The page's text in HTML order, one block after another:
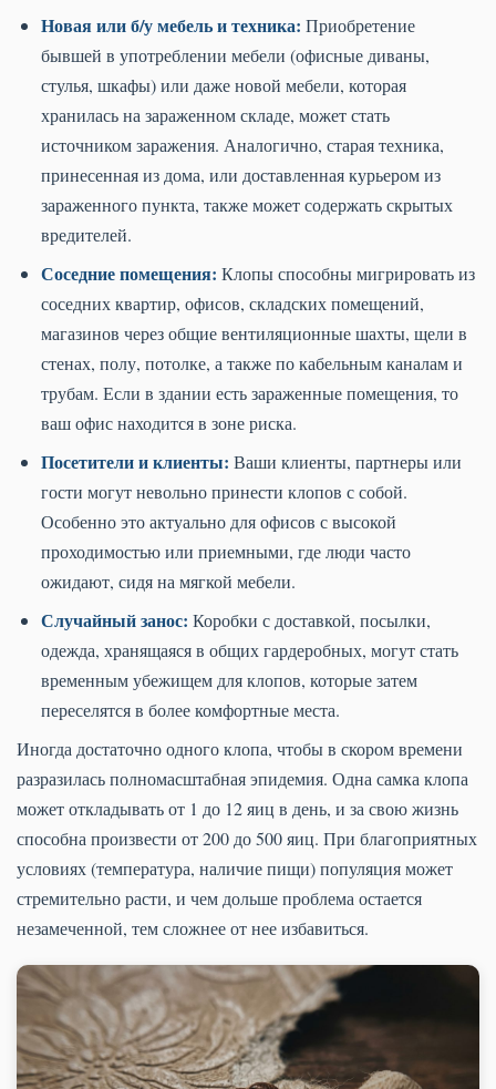
Новая или б/у мебель и техника: Приобретение
бывшей в употреблении мебели (офисные диваны,
стулья, шкафы) или даже новой мебели, которая
хранилась на зараженном складе, может стать
источником заражения. Аналогично, старая техника,
принесенная из дома, или доставленная курьером из
зараженного пункта, также может содержать скрытых
вредителей.
Соседние помещения: Клопы способны мигрировать из
соседних квартир, офисов, складских помещений,
магазинов через общие вентиляционные шахты, щели в
стенах, полу, потолке, а также по кабельным каналам и
трубам. Если в здании есть зараженные помещения, то
ваш офис находится в зоне риска.
Посетители и клиенты: Ваши клиенты, партнеры или
гости могут невольно принести клопов с собой.
Особенно это актуально для офисов с высокой
проходимостью или приемными, где люди часто
ожидают, сидя на мягкой мебели.
Случайный занос: Коробки с доставкой, посылки,
одежда, хранящаяся в общих гардеробных, могут стать
временным убежищем для клопов, которые затем
переселятся в более комфортные места.
Иногда достаточно одного клопа, чтобы в скором времени
разразилась полномасштабная эпидемия. Одна самка клопа
может откладывать от 1 до 12 яиц в день, и за свою жизнь
способна произвести от 200 до 500 яиц. При благоприятных
условиях (температура, наличие пищи) популяция может
стремительно расти, и чем дольше проблема остается
незамеченной, тем сложнее от нее избавиться.